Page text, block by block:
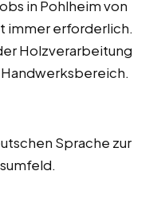
in Pohlheim von
immer erforderlich.
Holzverarbeitung
Sprache zur